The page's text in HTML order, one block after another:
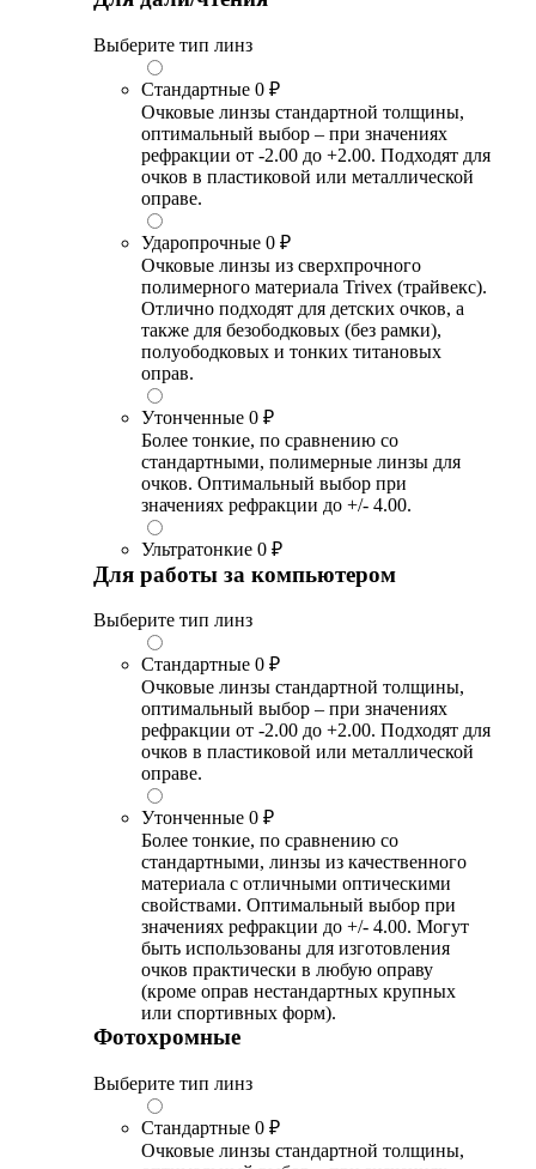
Выберите тип линз
Стандартные 0 ₽
Очковые линзы стандартной толщины,
оптимальный выбор – при значениях
рефракции от -2.00 до +2.00. Подходят для
очков в пластиковой или металлической
оправе.
Ударопрочные 0 ₽
Очковые линзы из сверхпрочного
полимерного материала Trivex (трайвекс).
Отлично подходят для детских очков, а
также для безободковых (без рамки),
полуободковых и тонких титановых
оправ.
Утонченные 0 ₽
Более тонкие, по сравнению со
стандартными, полимерные линзы для
очков. Оптимальный выбор при
значениях рефракции до +/- 4.00.
Ультратонкие 0 ₽
Для работы за компьютером
Выберите тип линз
Стандартные 0 ₽
Очковые линзы стандартной толщины,
оптимальный выбор – при значениях
рефракции от -2.00 до +2.00. Подходят для
очков в пластиковой или металлической
оправе.
Утонченные 0 ₽
Более тонкие, по сравнению со
стандартными, линзы из качественного
материала с отличными оптическими
свойствами. Оптимальный выбор при
значениях рефракции до +/- 4.00. Могут
быть использованы для изготовления
очков практически в любую оправу
(кроме оправ нестандартных крупных
или спортивных форм).
Фотохромные
Выберите тип линз
Стандартные 0 ₽
Очковые линзы стандартной толщины,